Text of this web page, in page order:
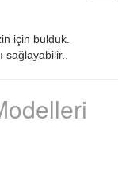
için bulduk.
sağlayabilir..